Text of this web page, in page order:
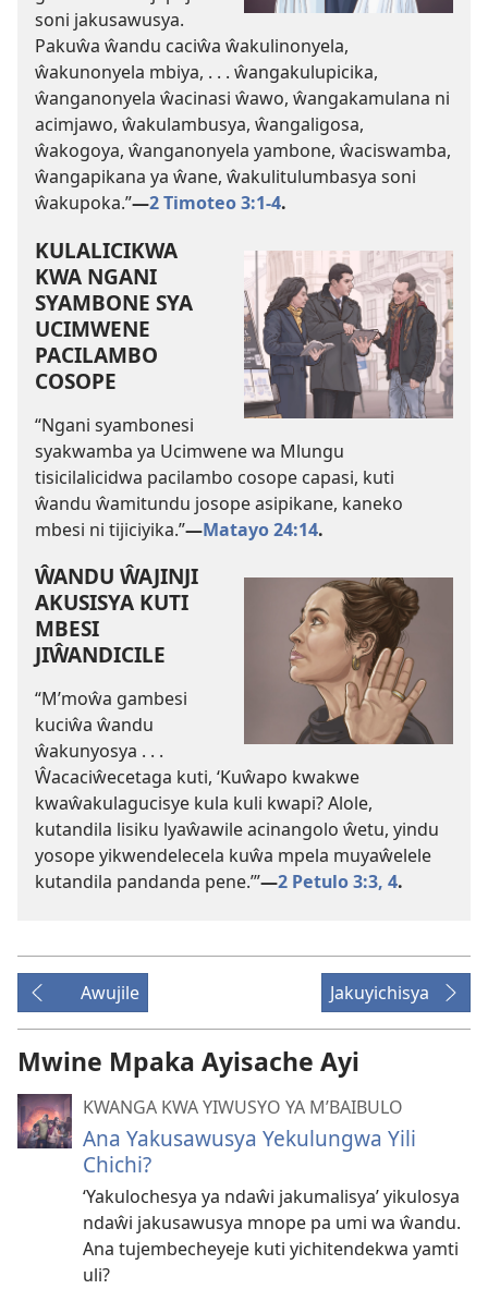
soni jakusawusya.
Pakuŵa ŵandu caciŵa ŵakulinonyela,
ŵakunonyela mbiya, . . . ŵangakulupicika,
ŵanganonyela ŵacinasi ŵawo, ŵangakamulana ni
acimjawo, ŵakulambusya, ŵangaligosa,
ŵakogoya, ŵanganonyela yambone, ŵaciswamba,
ŵangapikana ya ŵane, ŵakulitulumbasya soni
ŵakupoka.”—2 Timoteo 3:1-4.
KULALICIKWA
KWA NGANI
SYAMBONE SYA
UCIMWENE
PACILAMBO
COSOPE
“Ngani syambonesi
syakwamba ya Ucimwene wa Mlungu
tisicilalicidwa pacilambo cosope capasi, kuti
ŵandu ŵamitundu josope asipikane, kaneko
mbesi ni tijiciyika.”—Matayo 24:14.
ŴANDU ŴAJINJI
AKUSISYA KUTI
MBESI
JIŴANDICILE
“M’moŵa gambesi
kuciŵa ŵandu
ŵakunyosya . . .
Ŵacaciŵecetaga kuti, ‘Kuŵapo kwakwe
kwaŵakulagucisye kula kuli kwapi? Alole,
kutandila lisiku lyaŵawile acinangolo ŵetu, yindu
yosope yikwendelecela kuŵa mpela muyaŵelele
kutandila pandanda pene.’”—2 Petulo 3:3, 4.
Awujile Jakuyichisya
Mwine Mpaka Ayisache Ayi
KWANGA KWA YIWUSYO YA M’BAIBULO
Ana Yakusawusya Yekulungwa Yili
Chichi?
‘Yakulochesya ya ndaŵi jakumalisya’ yikulosya
ndaŵi jakusawusya mnope pa umi wa ŵandu.
Ana tujembecheyeje kuti yichitendekwa yamti
uli?